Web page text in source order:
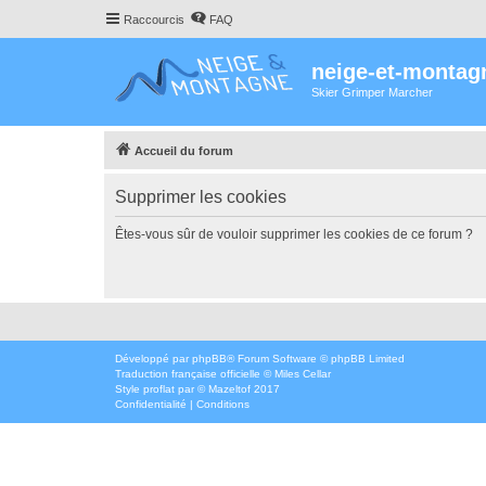
Raccourcis FAQ
neige-et-
Skier Grimper Marcher
Accueil du forum
Supprimer les cookies
Êtes-vous sûr de vouloir supprimer les cookies de ce forum ?
Développé par phpBB® Forum Software © phpBB Limited
Traduction française officielle ©Miles Cellar
Style proflat par ©Mazeltof 2017
Confidentialité | Conditions